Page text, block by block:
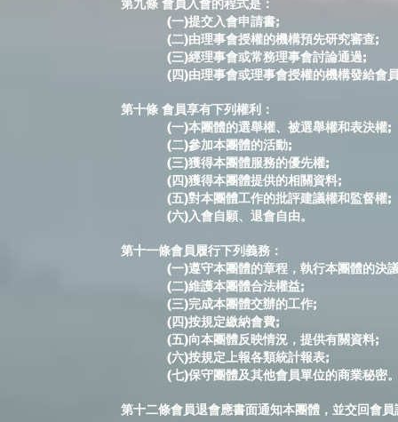
第九條 會員入會的程式是：
(一)提交入會申請書;
(二)由理事會授權的機構預先研究審查;
(三)經理事會或常務理事會討論通過;
(四)由理事會或理事會授權的機構發給會員
第十條 會員享有下列權利：
(一)本團體的選舉權、被選舉權和表決權;
(二)參加本團體的活動;
(三)獲得本團體服務的優先權;
(四)獲得本團體提供的相關資料;
(五)對本團體工作的批評建議權和監督權;
(六)入會自願、退會自由。
第十一條會員履行下列義務：
(一)遵守本團體的章程，執行本團體的決
(二)維護本團體合法權益;
(三)完成本團體交辦的工作;
(四)按規定繳納會費;
(五)向本團體反映情況，提供有關資料;
(六)按規定上報各類統計報表;
(七)保守團體及其他會員單位的商業秘密
第十二條會員退會應書面通知本團體，並交回會員